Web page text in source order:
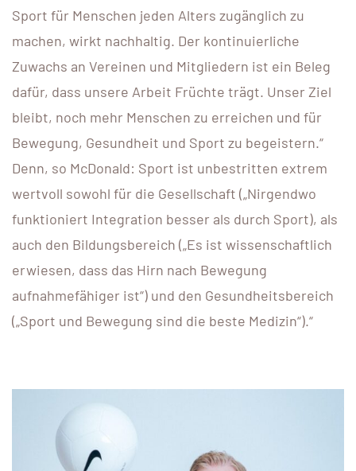
Sport für Menschen jeden Alters zugänglich zu
machen, wirkt nachhaltig. Der kontinuierliche
Zuwachs an Vereinen und Mitgliedern ist ein Beleg
dafür, dass unsere Arbeit Früchte trägt. Unser Ziel
bleibt, noch mehr Menschen zu erreichen und für
Bewegung, Gesundheit und Sport zu begeistern.“
Denn, so McDonald: Sport ist unbestritten extrem
wertvoll sowohl für die Gesellschaft („Nirgendwo
funktioniert Integration besser als durch Sport), als
auch den Bildungsbereich („Es ist wissenschaftlich
erwiesen, dass das Hirn nach Bewegung
aufnahmefähiger ist“) und den Gesundheitsbereich
(„Sport und Bewegung sind die beste Medizin“).“